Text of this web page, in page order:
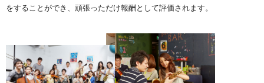
をすることができ、頑張っただけ報酬として評価されます。